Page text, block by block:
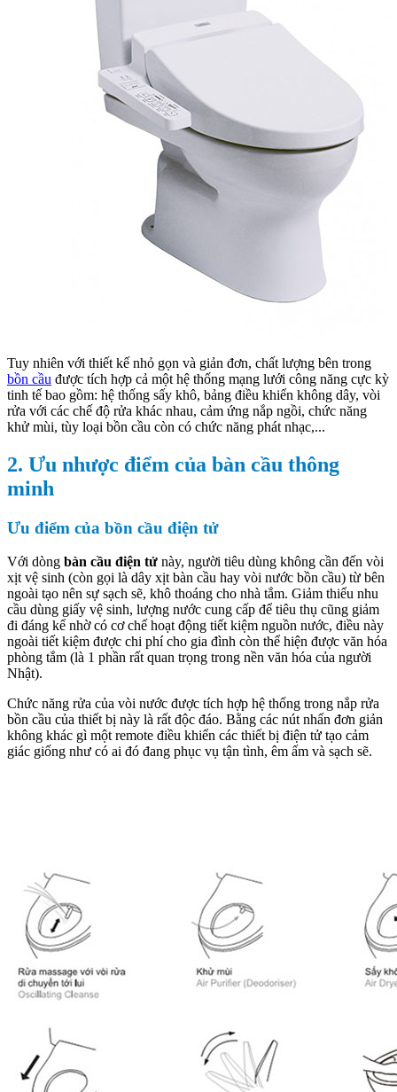
Tuy nhiên với thiết kế nhỏ gọn và giản đơn, chất lượng bên trong
bồn cầu được tích hợp cả một hệ thống mạng lưới công năng cực kỳ
tinh tế bao gồm: hệ thống sấy khô, bảng điều khiển không dây, vòi
rửa với các chế độ rửa khác nhau, cảm ứng nắp ngồi, chức năng
khử mùi, tùy loại bồn cầu còn có chức năng phát nhạc,...
2. Ưu nhược điểm của bàn cầu thông
minh
Ưu điểm của bồn cầu điện tử
Với dòng bàn cầu điện tử này, người tiêu dùng không cần đến vòi
xịt vệ sinh (còn gọi là dây xịt bàn cầu hay vòi nước bồn cầu) từ bên
ngoài tạo nên sự sạch sẽ, khô thoáng cho nhà tắm. Giảm thiểu nhu
cầu dùng giấy vệ sinh, lượng nước cung cấp để tiêu thụ cũng giảm
đi đáng kể nhờ có cơ chế hoạt động tiết kiệm nguồn nước, điều này
ngoài tiết kiệm được chi phí cho gia đình còn thể hiện được văn hóa
phòng tắm (là 1 phần rất quan trọng trong nền văn hóa của người
Nhật).
Chức năng rửa của vòi nước được tích hợp hệ thống trong nắp rửa
bồn cầu của thiết bị này là rất độc đáo. Bằng các nút nhấn đơn giản
không khác gì một remote điều khiển các thiết bị điện tử tạo cảm
giác giống như có ai đó đang phục vụ tận tình, êm ấm và sạch sẽ.